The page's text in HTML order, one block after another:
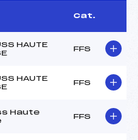
Cat.
HAUTE
FFS
HAUTE
FFS
Haute
FFS